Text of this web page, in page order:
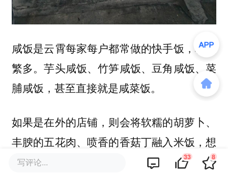
咸饭是云霄每家每户都常做的快手饭，种类
繁多。芋头咸饭、竹笋咸饭、豆角咸饭、菜
脯咸饭，甚至直接就是咸菜饭。
如果是在外的店铺，则会将软糯的胡萝卜、
丰腴的五花肉、喷香的香菇丁融入米饭，想
一想这喷香的味道，我就已经饿了。
写评论... 33 8